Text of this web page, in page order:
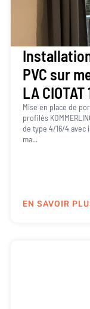
PVC sur
LA CIOTAT
Mise en place de
profilés
de type 4/16/4
ma...
EN SAVOIR